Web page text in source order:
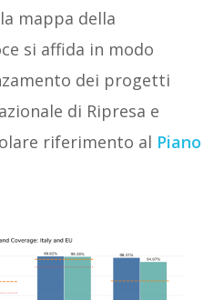
mappa della
si affida in modo
dei progetti
di Ripresa e
riferimento al Piano